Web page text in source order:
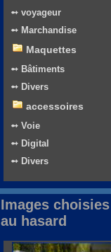
➻ voyageur
➻ Marchandise
Maquettes
➻ Bâtiments
➻ Divers
accessoires
➻ Voie
➻ Digital
➻ Divers
Images choisies
au hasard